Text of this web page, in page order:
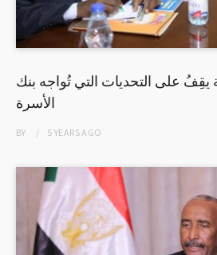
يقِفُ على التحديات التي تُواجه بنك
الأسرة
BY 5 YEARSAGO